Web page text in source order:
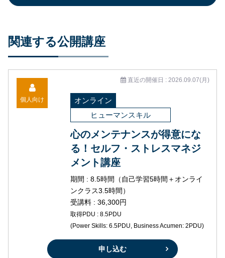
関連する公開講座
個人向け
オンライン
ヒューマンスキル
心のメンテナンスが得意にな
る！セルフ・ストレスマネジ
メント講座
期間 : 8.5時間（自己学習5時間＋オンライ
ンクラス3.5時間）
受講料 : 36,300円
取得PDU : 8.5PDU
(Power Skills: 6.5PDU, Business Acumen: 2PDU)
直近の開催日 : 2026.09.07(月)
申し込む